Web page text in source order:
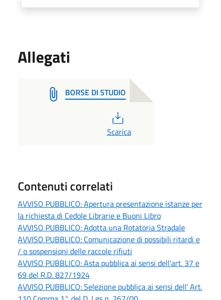
Allegati
BORSE DI STUDIO
Scarica
Contenuti correlati
AVVISO PUBBLICO: Apertura presentazione istanze per
la richiesta di Cedole Librarie e Buoni Libro
AVVISO PUBBLICO: Adotta una Rotatoria Stradale
AVVISO PUBBLICO: Comunicazione di possibili ritardi e
/ o sospensioni delle raccole rifiuti
AVVISO PUBBLICO: Asta pubblica ai sensi dell’art. 37 e
69 del R.D. 827/1924
AVVISO PUBBLICO: Selezione pubblica ai sensi dell' Art.